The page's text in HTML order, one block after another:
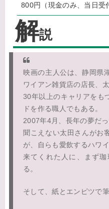
800円（現金のみ、当日受
解説
映画の主人公は、静岡県
ワイアン雑貨店の店長、
30年以上のキャリアをも
ドを作る職人でもある。
2007年4月、長年の夢だ
聞こえない太田さんがお
が、自らも愛飲するハワ
来てくれた人に、まず
る。
そして、紙とエンピツで